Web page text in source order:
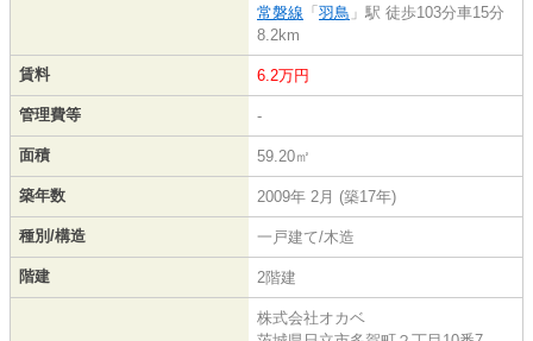
常磐線 「 羽鳥 」駅 徒歩103分車15分
8.2km
賃料 6.2万円
管理費等 -
面積 59.20㎡
築年数 2009年 2月 (築17年)
種別/構造 一戸建て/木造
階建 2階建
株式会社オカベ